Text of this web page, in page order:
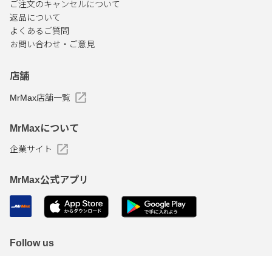
ご注文のキャンセルについて
返品について
よくあるご質問
お問い合わせ・ご意見
店舗
MrMax店舗一覧
MrMaxについて
企業サイト
MrMax公式アプリ
Follow us